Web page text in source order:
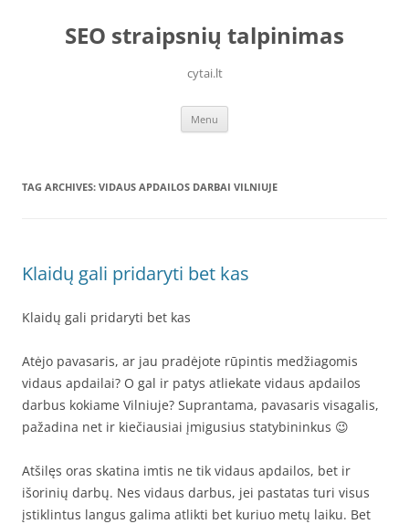
contentSEO straipsnių talpinimas
cytai.lt
Menu
TAG ARCHIVES: VIDAUS APDAILOS DARBAI VILNIUJE
Klaidų gali pridaryti bet kas
Klaidų gali pridaryti bet kas
Atėjo pavasaris, ar jau pradėjote rūpintis medžiagomis
vidaus apdailai? O gal ir patys atliekate vidaus apdailos
darbus kokiame Vilniuje? Suprantama, pavasaris visagalis,
pažadina net ir kiečiausiai įmigusius statybininkus 😉
Atšilęs oras skatina imtis ne tik vidaus apdailos, bet ir
išorinių darbų. Nes vidaus darbus, jei pastatas turi visus
įstiklintus langus galima atlikti bet kuriuo metų laiku. Bet